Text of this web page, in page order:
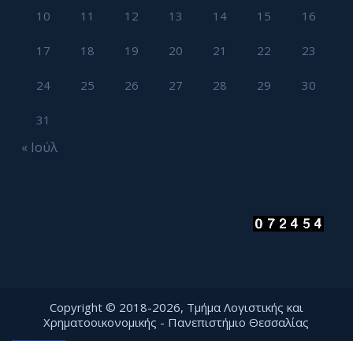
10 11 12 13 14 15 16
17 18 19 20 21 22 23
24 25 26 27 28 29 30
31
« Ιούλ
Copyright © 2018-2026, Τμήμα Λογιστικής και
Χρηματοοικονομικής - Πανεπιστήμιο Θεσσαλίας